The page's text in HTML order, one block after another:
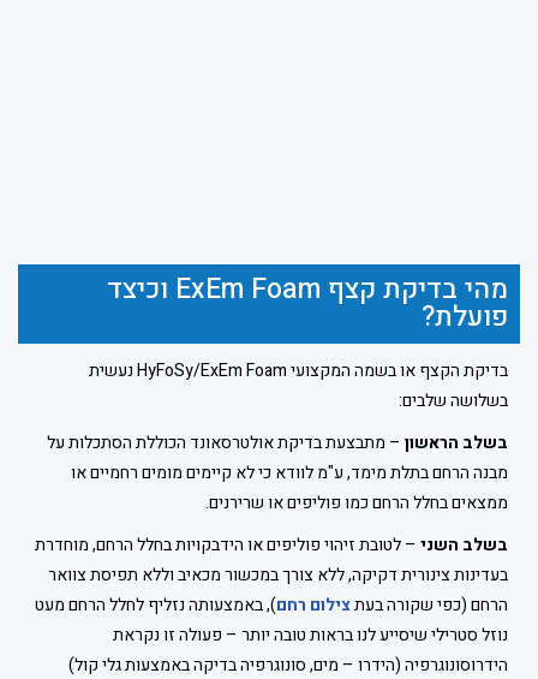
מהי בדיקת קצף ExEm Foam וכיצד
פועלת?
בדיקת הקצף או בשמה המקצועי HyFoSy/ExEm Foam נעשית
בשלושה שלבים:
בשלב הראשון – מתבצעת בדיקת אולטרסאונד הכוללת הסתכלות על
מבנה הרחם בתלת מימד, ע"מ לוודא כי לא קיימים מומים רחמיים או
ממצאים בחלל הרחם כמו פוליפים או שרירנים.
בשלב השני – לטובת זיהוי פוליפים או הידבקויות בחלל הרחם, מוחדרת
בעדינות צינורית דקיקה, ללא צורך במכשור מכאיב וללא תפיסת צוואר
הרחם (כפי שקורה בעתצילום רחם), באמצעותה נזליף לחלל הרחם מעט
נוזל סטרילי שיסייע לנו בראות טובה יותר – פעולה זו נקראת
הידרוסונוגרפיה (הידרו – מים, סונוגרפיה בדיקה באמצעות גלי קול)